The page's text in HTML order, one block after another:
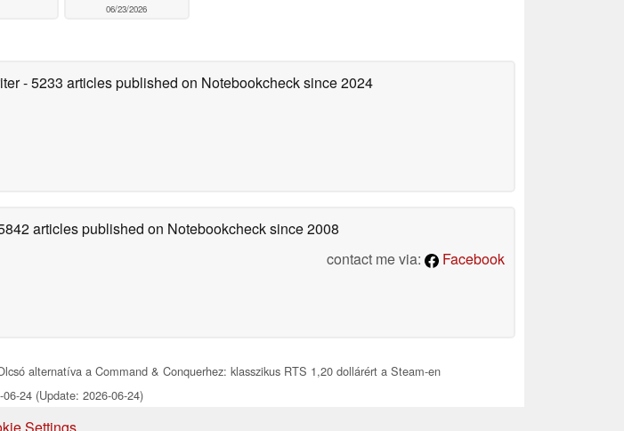
06/23/2026
- 5233 articles published on Notebookchecksince 2024
articles published on Notebookchecksince 2008
contact me via:
Facebook
alternatíva a Command & Conquerhez: klasszikus RTS 1,20 dollárért a Steam-en
24 (Update: 2026-06-24)